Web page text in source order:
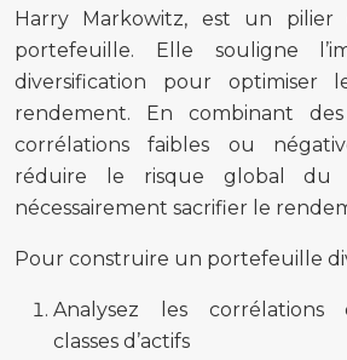
Harry Markowitz, est un
portefeuille. Elle souligne
diversification pour optimiser
rendement. En combinant
corrélations faibles ou
réduire le risque global du
nécessairement sacrifier le
Pour construire un portefeuille
Analysez les corrélations
classes d’actifs